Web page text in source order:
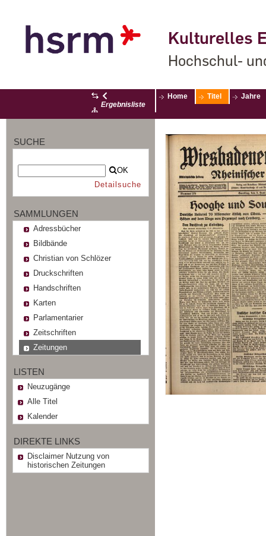
Kulturelles
Hochschul-
Ergebnisliste
Home Titel Jahre
SUCHE
OK
Detailsuche
SAMMLUNGEN
Adressbücher
Bildbände
Christian von Schlözer
Druckschriften
Handschriften
Karten
Parlamentarier
Zeitschriften
Zeitungen
LISTEN
Neuzugänge
Alle Titel
Kalender
DIREKTE LINKS
Disclaimer Nutzung von
historischen Zeitungen